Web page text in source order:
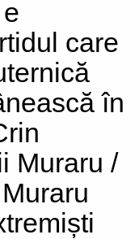
care
în
Muraru /